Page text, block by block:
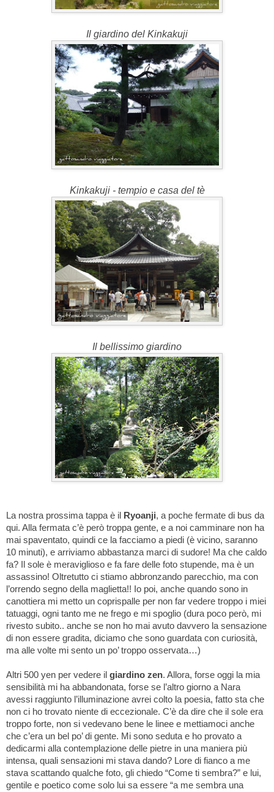
Il giardino del Kinkakuji
Kinkakuji - tempio e casa del tè
Il bellissimo giardino
La nostra prossima tappa è il Ryoanji, a poche fermate di bus da
qui. Alla fermata c’è però troppa gente, e a noi camminare non ha
mai spaventato, quindi ce la facciamo a piedi (è vicino, saranno
10 minuti), e arriviamo abbastanza marci di sudore! Ma che caldo
fa? Il sole è meraviglioso e fa fare delle foto stupende, ma è un
assassino! Oltretutto ci stiamo abbronzando parecchio, ma con
l’orrendo segno della maglietta!! Io poi, anche quando sono in
canottiera mi metto un coprispalle per non far vedere troppo i miei
tatuaggi, ogni tanto me ne frego e mi spoglio (dura poco però, mi
rivesto subito.. anche se non ho mai avuto davvero la sensazione
di non essere gradita, diciamo che sono guardata con curiosità,
ma alle volte mi sento un po’ troppo osservata…)
Altri 500 yen per vedere il giardino zen. Allora, forse oggi la mia
sensibilità mi ha abbandonata, forse se l’altro giorno a Nara
avessi raggiunto l’illuminazione avrei colto la poesia, fatto sta che
non ci ho trovato niente di eccezionale. C’è da dire che il sole era
troppo forte, non si vedevano bene le linee e mettiamoci anche
che c’era un bel po’ di gente. Mi sono seduta e ho provato a
dedicarmi alla contemplazione delle pietre in una maniera più
intensa, quali sensazioni mi stava dando? Lore di fianco a me
stava scattando qualche foto, gli chiedo “Come ti sembra?” e lui,
gentile e poetico come solo lui sa essere “a me sembra una